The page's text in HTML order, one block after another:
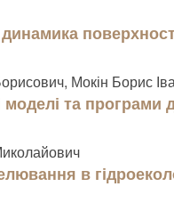
Мокін Борис
та програми
в